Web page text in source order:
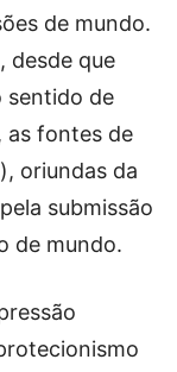
de mundo.
desde que
sentido de
as fontes de
oriundas da
submissão
de mundo.